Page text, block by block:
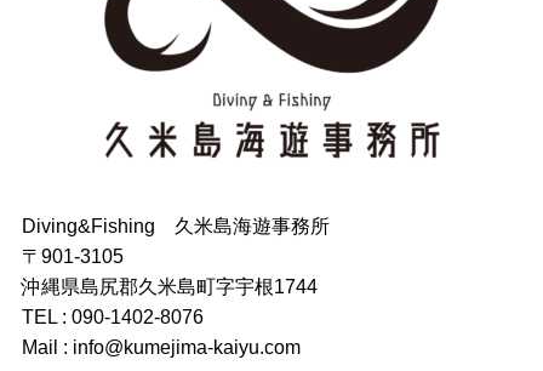
Diving&Fishing 久米島海遊事務所
〒901-3105
沖縄県島尻郡久米島町字宇根1744
TEL : 090-1402-8076
Mail : info@kumejima-kaiyu.com